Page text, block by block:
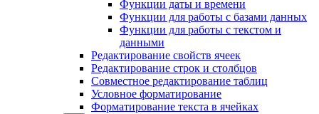
Функции даты и времени
Функции для работы с базами данных
Функции для работы с текстом и
данными
Редактирование свойств ячеек
Редактирование строк и столбцов
Совместное редактирование таблиц
Условное форматирование
Форматирование текста в ячейках